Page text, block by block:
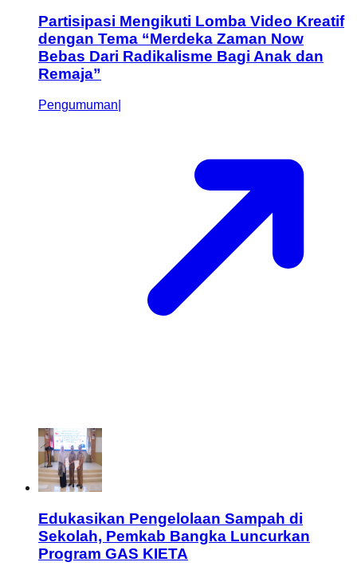
Partisipasi Mengikuti Lomba Video Kreatif
dengan Tema “Merdeka Zaman Now
Bebas Dari Radikalisme Bagi Anak dan
Remaja”
Pengumuman
Edukasikan Pengelolaan Sampah di
Sekolah, Pemkab Bangka Luncurkan
Program GAS KIETA